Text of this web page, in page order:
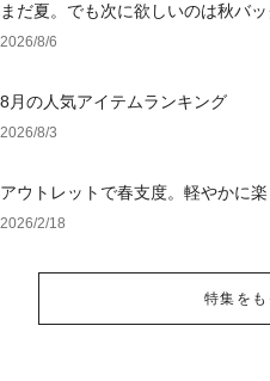
まだ夏。でも次に欲しいのは秋バ
2026/8/6
8月の人気アイテムランキング
2026/8/3
アウトレットで春支度。軽やかに
2026/2/18
特集を